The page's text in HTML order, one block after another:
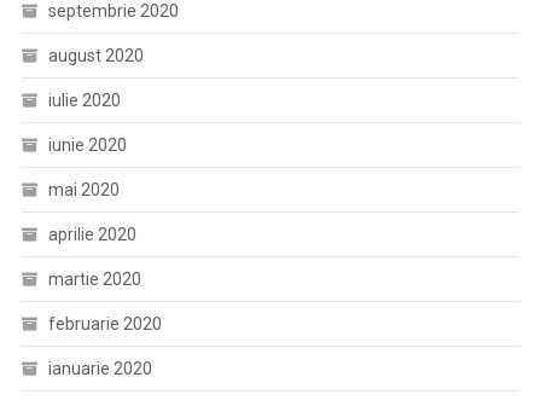
septembrie 2020
august 2020
iulie 2020
iunie 2020
mai 2020
aprilie 2020
martie 2020
februarie 2020
ianuarie 2020